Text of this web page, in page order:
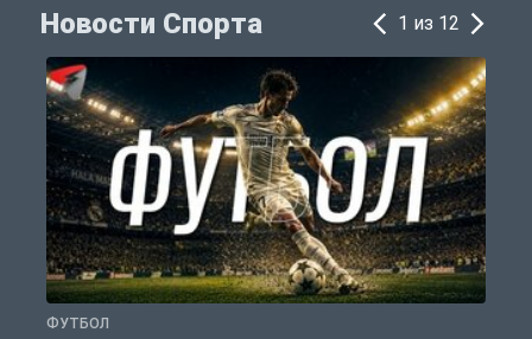
Новости Спорта 1 из 12
ФУТБОЛ